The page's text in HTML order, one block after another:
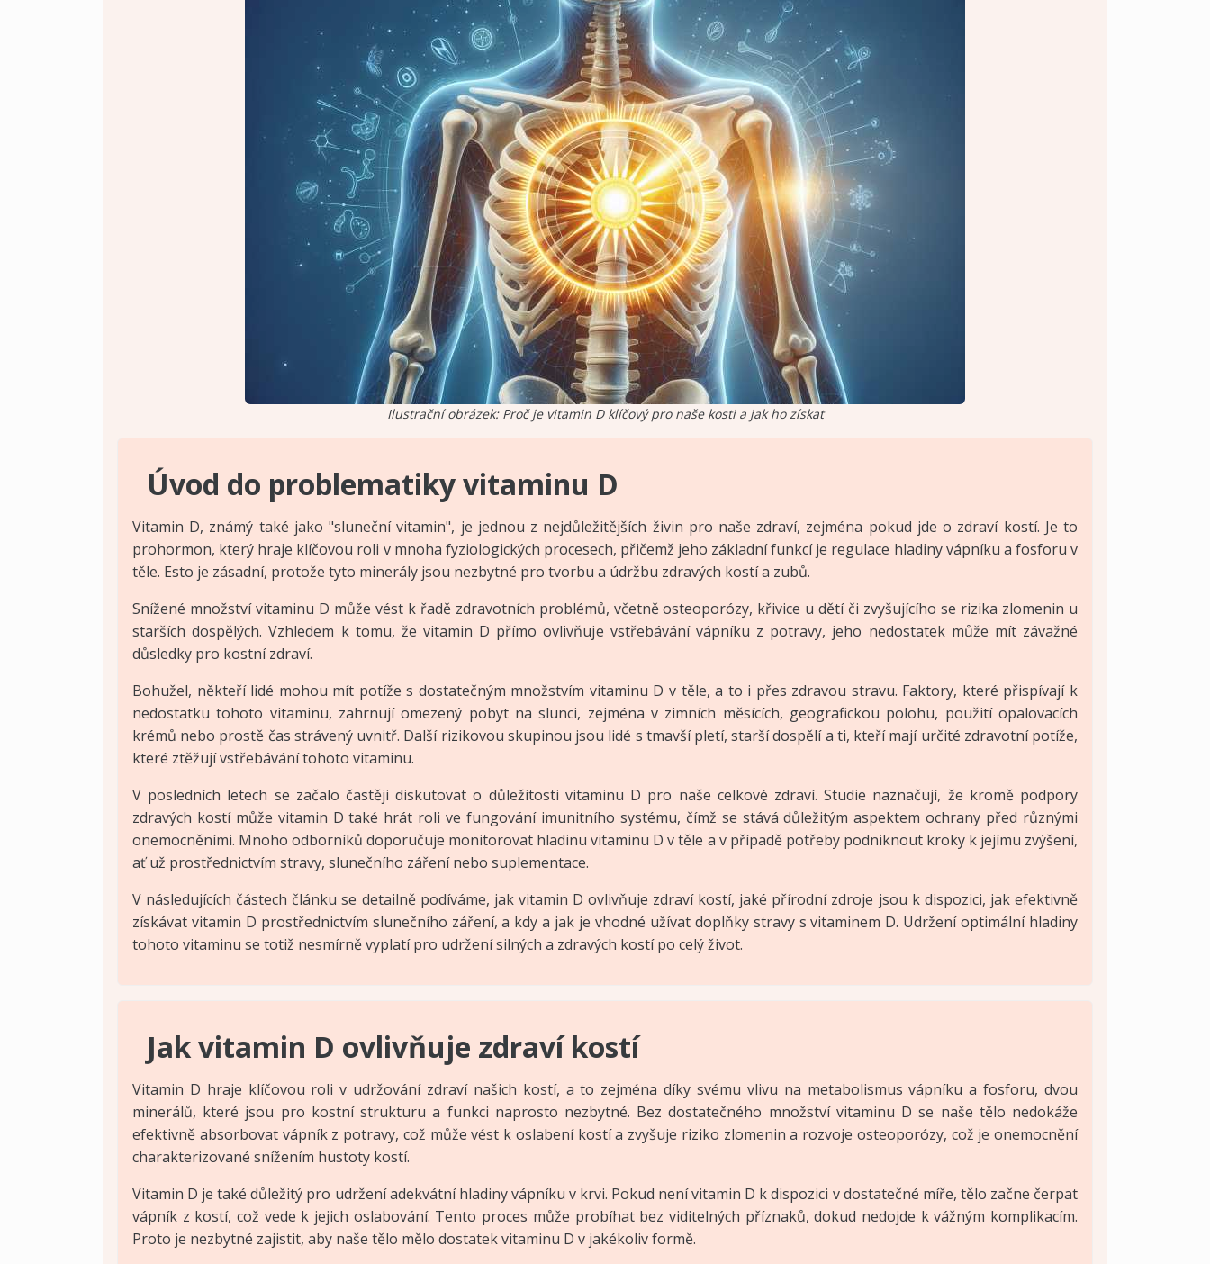
Ilustrační obrázek: Proč je vitamin D klíčový pro naše kosti a jak ho získat
Úvod do problematiky vitaminu D
Vitamin D, známý také jako "sluneční vitamin", je jednou z nejdůležitějších živin pro naše zdraví, zejména pokud jde o zdraví kostí. Je to
prohormon, který hraje klíčovou roli v mnoha fyziologických procesech, přičemž jeho základní funkcí je regulace hladiny vápníku a fosforu v
těle. Esto je zásadní, protože tyto minerály jsou nezbytné pro tvorbu a údržbu zdravých kostí a zubů.
Snížené množství vitaminu D může vést k řadě zdravotních problémů, včetně osteoporózy, křivice u dětí či zvyšujícího se rizika zlomenin u
starších dospělých. Vzhledem k tomu, že vitamin D přímo ovlivňuje vstřebávání vápníku z potravy, jeho nedostatek může mít závažné
důsledky pro kostní zdraví.
Bohužel, někteří lidé mohou mít potíže s dostatečným množstvím vitaminu D v těle, a to i přes zdravou stravu. Faktory, které přispívají k
nedostatku tohoto vitaminu, zahrnují omezený pobyt na slunci, zejména v zimních měsících, geografickou polohu, použití opalovacích
krémů nebo prostě čas strávený uvnitř. Další rizikovou skupinou jsou lidé s tmavší pletí, starší dospělí a ti, kteří mají určité zdravotní potíže,
které ztěžují vstřebávání tohoto vitaminu.
V posledních letech se začalo častěji diskutovat o důležitosti vitaminu D pro naše celkové zdraví. Studie naznačují, že kromě podpory
zdravých kostí může vitamin D také hrát roli ve fungování imunitního systému, čímž se stává důležitým aspektem ochrany před různými
onemocněními. Mnoho odborníků doporučuje monitorovat hladinu vitaminu D v těle a v případě potřeby podniknout kroky k jejímu zvýšení,
ať už prostřednictvím stravy, slunečního záření nebo suplementace.
V následujících částech článku se detailně podíváme, jak vitamin D ovlivňuje zdraví kostí, jaké přírodní zdroje jsou k dispozici, jak efektivně
získávat vitamin D prostřednictvím slunečního záření, a kdy a jak je vhodné užívat doplňky stravy s vitaminem D. Udržení optimální hladiny
tohoto vitaminu se totiž nesmírně vyplatí pro udržení silných a zdravých kostí po celý život.
Jak vitamin D ovlivňuje zdraví kostí
Vitamin D hraje klíčovou roli v udržování zdraví našich kostí, a to zejména díky svému vlivu na metabolismus vápníku a fosforu, dvou
minerálů, které jsou pro kostní strukturu a funkci naprosto nezbytné. Bez dostatečného množství vitaminu D se naše tělo nedokáže
efektivně absorbovat vápník z potravy, což může vést k oslabení kostí a zvyšuje riziko zlomenin a rozvoje osteoporózy, což je onemocnění
charakterizované snížením hustoty kostí.
Vitamin D je také důležitý pro udržení adekvátní hladiny vápníku v krvi. Pokud není vitamin D k dispozici v dostatečné míře, tělo začne čerpat
vápník z kostí, což vede k jejich oslabování. Tento proces může probíhat bez viditelných příznaků, dokud nedojde k vážným komplikacím.
Proto je nezbytné zajistit, aby naše tělo mělo dostatek vitaminu D v jakékoliv formě.